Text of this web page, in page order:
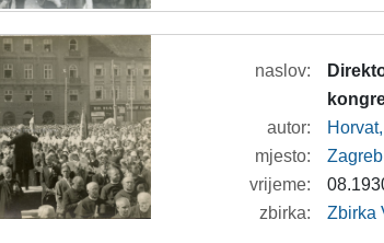
naslov:
autor:
mjesto:
Zagreb
vrijeme:
zbirka:
Zbirka